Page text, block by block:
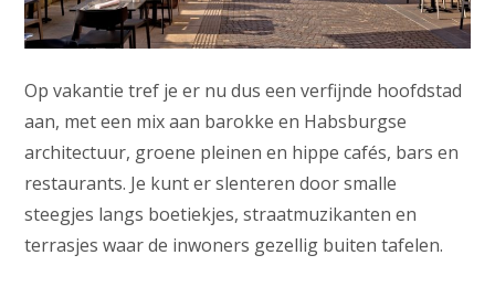
Op vakantie tref je er nu dus een verfijnde hoofdstad
aan, met een mix aan barokke en Habsburgse
architectuur, groene pleinen en hippe cafés, bars en
restaurants. Je kunt er slenteren door smalle
steegjes langs boetiekjes, straatmuzikanten en
terrasjes waar de inwoners gezellig buiten tafelen.